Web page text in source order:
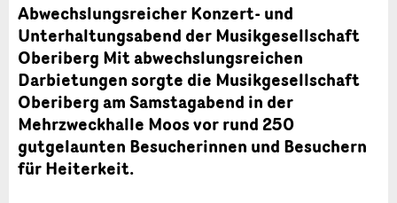
Abwechslungsreicher Konzert- und
Unterhaltungsabend der Musikgesellschaft
Oberiberg Mit abwechslungsreichen
Darbietungen sorgte die Musikgesellschaft
Oberiberg am Samstagabend in der
Mehrzweckhalle Moos vor rund 250
gutgelaunten Besucherinnen und Besuchern
für Heiterkeit.